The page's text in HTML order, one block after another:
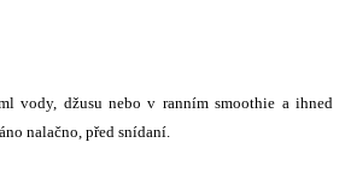
vody, džusu nebo v ranním smoothie a ihned
nalačno, před snídaní.